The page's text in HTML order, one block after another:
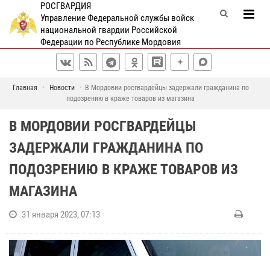
РОСГВАРДИЯ
Управление Федеральной службы войск
национальной гвардии Российской
Федерации по Республике Мордовия
Главная Новости
В Мордовии росгвардейцы задержали гражданина по
подозрению в краже товаров из магазина
В МОРДОВИИ РОСГВАРДЕЙЦЫ
ЗАДЕРЖАЛИ ГРАЖДАНИНА ПО
ПОДОЗРЕНИЮ В КРАЖЕ ТОВАРОВ ИЗ
МАГАЗИНА
31 января 2023, 07:13